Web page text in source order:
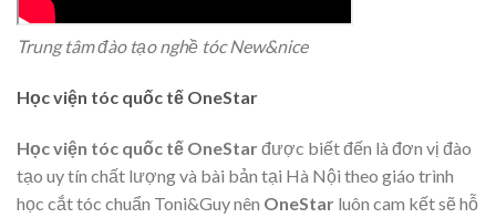
Trung tâm đào tạo nghề tóc New&nice
Học viện tóc quốc tế OneStar
Học viện tóc quốc tế OneStarđược biết đến là đơn vị đào
tạo uy tín chất lượng và bài bản tại Hà Nội theo giáo trình
học cắt tóc chuẩn Toni&Guy nên OneStar luôn cam kết sẽ hỗ